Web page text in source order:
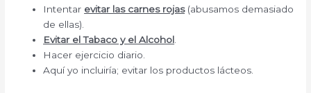
Intentar evitar las carnes rojas (abusamos demasiado
de ellas).
Evitar el Tabaco y el Alcohol
Hacer ejercicio diario.
Aquí yo incluiría; evitar los productos lácteos.